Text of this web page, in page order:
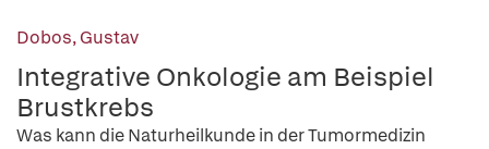
Dobos, Gustav
Integrative Onkologie am Beispiel
Brustkrebs
Was kann die Naturheilkunde in der Tumormedizin